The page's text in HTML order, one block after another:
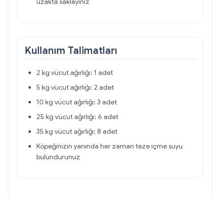
Kullanım Talimatları
2 kg vücut ağırlığı: 1 adet
5 kg vücut ağırlığı: 2 adet
10 kg vücut ağırlığı: 3 adet
25 kg vücut ağırlığı: 6 adet
35 kg vücut ağırlığı: 8 adet
Köpeğinizin yanında her zaman taze içme suyu
bulundurunuz